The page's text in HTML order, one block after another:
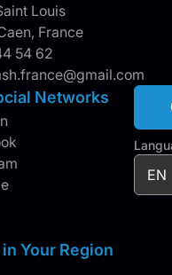
Louis
France
54 62
Networks
Your Region